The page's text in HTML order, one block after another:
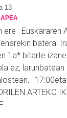
13
ere _Euskararen
batera!
1a* bitarte
ez, larunbatean
ARTEKO